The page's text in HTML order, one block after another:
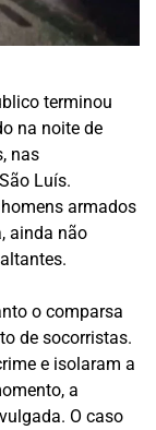
terminou
na noite de
nas
Luís.
armados
ainda não
o comparsa
de socorristas.
e isolaram a
a
O caso